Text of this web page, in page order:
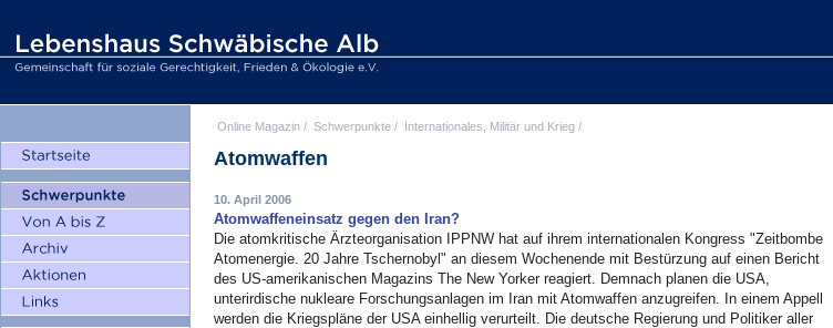
Online Magazin / Schwerpunkte / Internationales, Militär und Krieg /
Atomwaffen
10. April 2006
Atomwaffeneinsatz gegen den Iran?
Die atomkritische Ärzteorganisation IPPNW hat auf ihrem internationalen Kongress "Zeitbombe
Atomenergie. 20 Jahre Tschernobyl" an diesem Wochenende mit Bestürzung auf einen Bericht
des US-amerikanischen Magazins The New Yorker reagiert. Demnach planen die USA,
unterirdische nukleare Forschungsanlagen im Iran mit Atomwaffen anzugreifen. In einem Appell
werden die Kriegspläne der USA einhellig verurteilt. Die deutsche Regierung und Politiker aller